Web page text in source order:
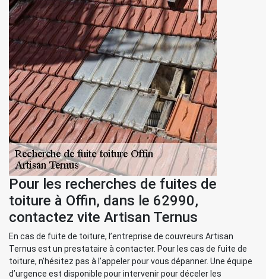
Pour les recherches de fuites de
toiture à Offin, dans le 62990,
contactez vite Artisan Ternus
En cas de fuite de toiture, l’entreprise de couvreurs Artisan
Ternus est un prestataire à contacter. Pour les cas de fuite de
toiture, n’hésitez pas à l’appeler pour vous dépanner. Une équipe
d’urgence est disponible pour intervenir pour déceler les